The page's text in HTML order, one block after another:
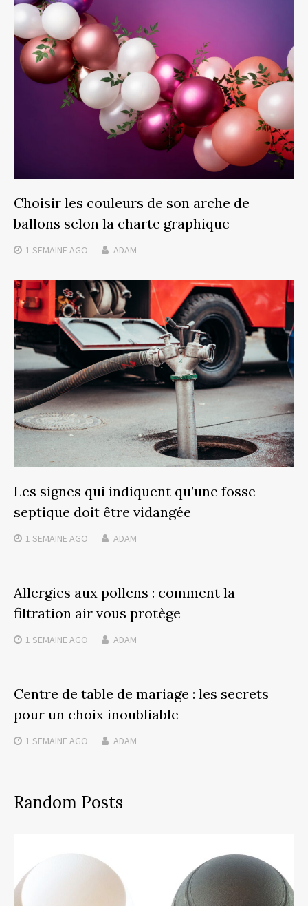
Choisir les couleurs de son arche de
ballons selon la charte graphique
1 SEMAINE AGO ADAM
Les signes qui indiquent qu’une fosse
septique doit être vidangée
1 SEMAINE AGO ADAM
Allergies aux pollens : comment la
filtration air vous protège
1 SEMAINE AGO ADAM
Centre de table de mariage : les secrets
pour un choix inoubliable
1 SEMAINE AGO ADAM
Random Posts